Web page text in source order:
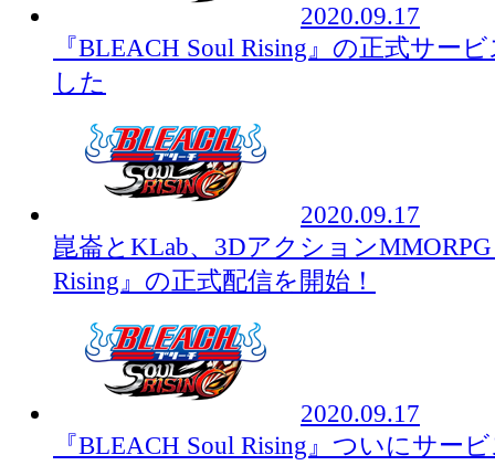
2020.09.17
『BLEACH Soul Rising』の正式サー
した
2020.09.17
崑崙とKLab、3Dアクション
Rising』の正式配信を開始！
2020.09.17
『BLEACH Soul Rising』ついにサー